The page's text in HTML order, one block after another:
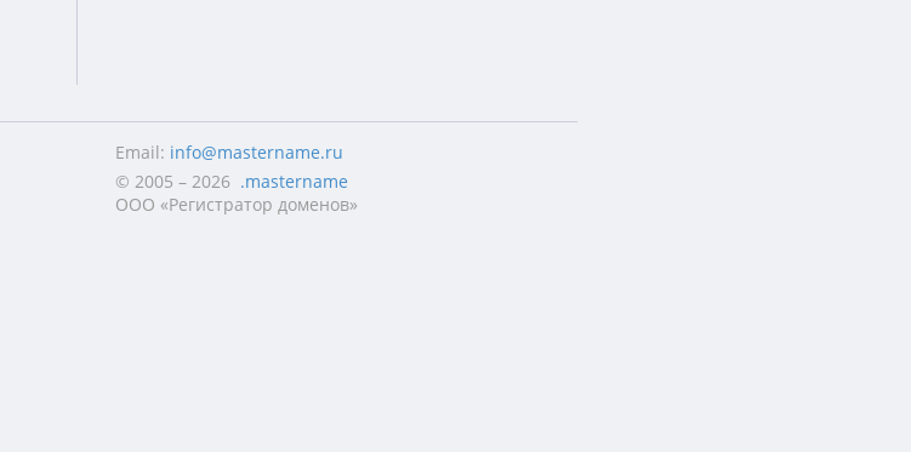
Email: info@mastername.ru
© 2005 – 2026 .mastername
ООО «Регистратор доменов»